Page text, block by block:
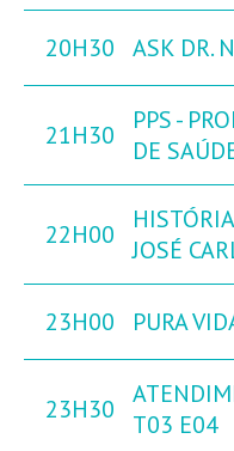
20H30 ASK DR.
21H30
PPS -
DE
22H00
JOSÉ
23H00 PURA
23H30
T03 E04